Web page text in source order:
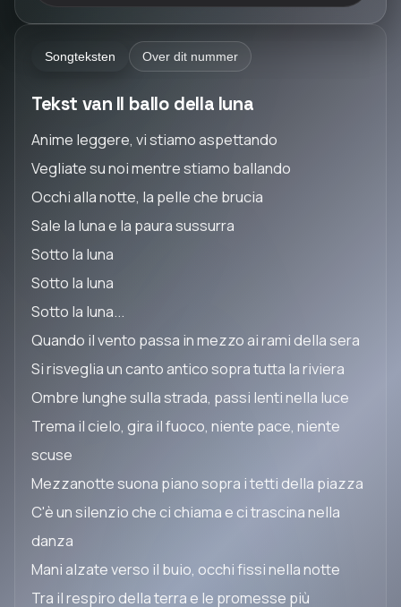
Songteksten Over dit nummer
Tekst van Il ballo della luna
Anime leggere, vi stiamo aspettando
Vegliate su noi mentre stiamo ballando
Occhi alla notte, la pelle che brucia
Sale la luna e la paura sussurra
Sotto la luna
Sotto la luna
Sotto la luna...
Quando il vento passa in mezzo ai rami della sera
Si risveglia un canto antico sopra tutta la riviera
Ombre lunghe sulla strada, passi lenti nella luce
Trema il cielo, gira il fuoco, niente pace, niente
scuse
Mezzanotte suona piano sopra i tetti della piazza
C'è un silenzio che ci chiama e ci trascina nella
danza
Mani alzate verso il buio, occhi fissi nella notte
Tra il respiro della terra e le promesse più